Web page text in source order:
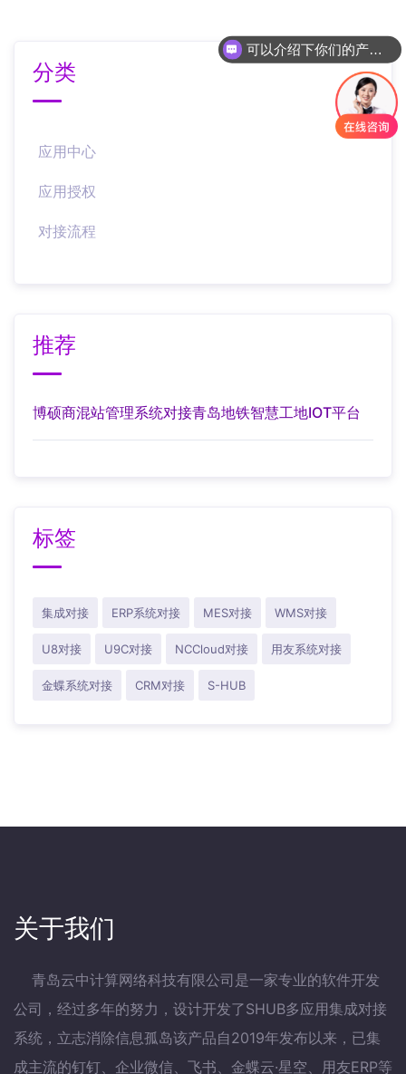
分类
应用中心
应用授权
对接流程
推荐
博硕商混站管理系统对接青岛地铁智慧工地IOT平台
标签
集成对接 ERP系统对接 MES对接 WMS对接
U8对接 U9C对接 NCCloud对接 用友系统对接
金蝶系统对接 CRM对接 S-HUB
关于我们
青岛云中计算网络科技有限公司是一家专业的软件开发
公司，经过多年的努力，设计开发了SHUB多应用集成对接
系统，立志消除信息孤岛该产品自2019年发布以来，已集
成主流的钉钉、企业微信、飞书、金蝶云·星空、用友ERP等
可以介绍下你们的产品么